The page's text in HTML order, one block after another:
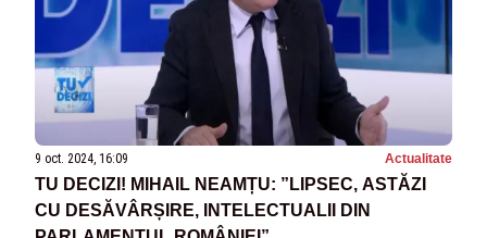
9 oct. 2024, 16:09 Actualitate
TU DECIZI! MIHAIL NEAMȚU: ”LIPSEC, ASTĂZI
CU DESĂVÂRȘIRE, INTELECTUALII DIN